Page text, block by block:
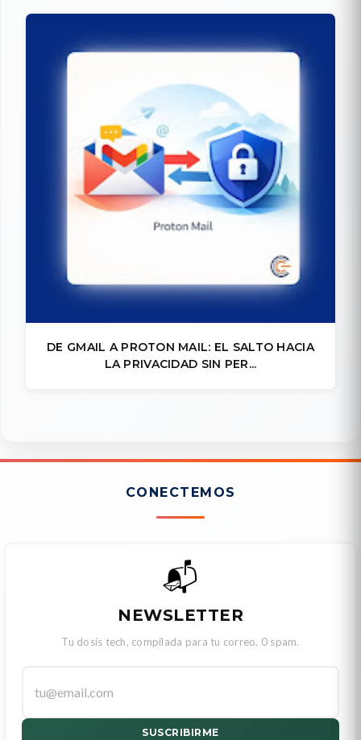
DE GMAIL A PROTON MAIL: EL SALTO HACIA
LA PRIVACIDAD SIN PER...
CONECTEMOS
📬
NEWSLETTER
Tu dosis tech, compilada para tu correo. 0 spam.
SUSCRIBIRME